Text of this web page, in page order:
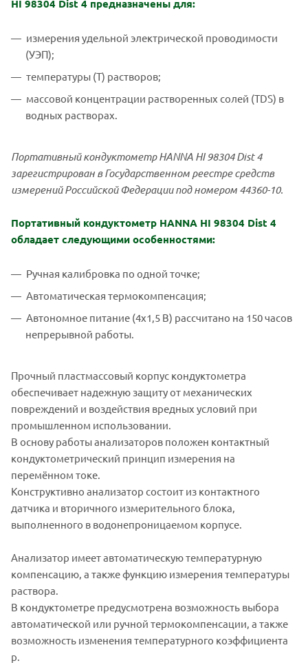
HI 98304 Dist 4 предназначены для:
измерения удельной электрической проводимости
(УЭП);
температуры (Т) растворов;
массовой концентрации растворенных солей (TDS) в
водных растворах.
Портативный кондуктометр HANNA HI 98304 Dist 4
зарегистрирован в Государственном реестре средств
измерений Российской Федерации под номером 44360-10.
Портативный кондуктометр HANNA HI 98304 Dist 4
обладает следующими особенностями:
Ручная калибровка по одной точке;
Автоматическая термокомпенсация;
Автономное питание (4х1,5 В) рассчитано на 150 часов
непрерывной работы.
Прочный пластмассовый корпус кондуктометра
обеспечивает надежную защиту от механических
повреждений и воздействия вредных условий при
промышленном использовании.
В основу работы анализаторов положен контактный
кондуктометрический принцип измерения на
перемённом токе.
Конструктивно анализатор состоит из контактного
датчика и вторичного измерительного блока,
выполненного в водонепроницаемом корпусе.
Анализатор имеет автоматическую температурную
компенсацию, а также функцию измерения температуры
раствора.
В кондуктометре предусмотрена возможность выбора
автоматической или ручной термокомпенсации, а также
возможность изменения температурного коэффициента
р.